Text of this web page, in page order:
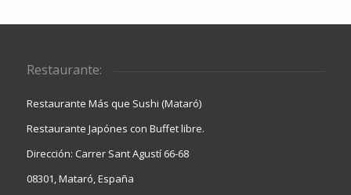
Restaurante:
Restaurante Más que Sushi (Mataró)
Restaurante Japónes con Buffet libre.
Dirección: Carrer Sant Agustí 66-68
08301, Mataró, España